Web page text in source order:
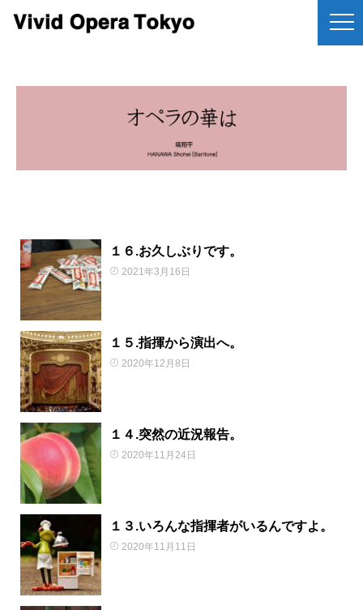
１６.お久しぶりです。
2021年3月16日
１５.指揮から演出へ。
2020年12月8日
１４.突然の近況報告。
2020年11月24日
１３.いろんな指揮者がいるんですよ。
2020年11月11日